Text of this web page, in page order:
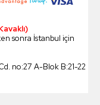
sonra İstanbul için
no:27 A-Blok B:21-22